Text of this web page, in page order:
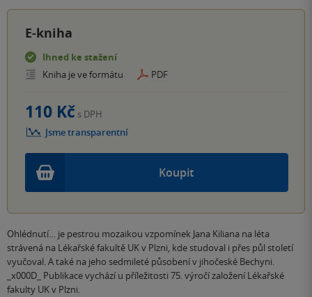
E-kniha
Ihned ke stažení
Kniha je ve formátu
PDF
Koupit
110 Kč s DPH
Jsme transparentní
Ohlédnutí… je pestrou mozaikou vzpomínek Jana Kiliana na léta
strávená na Lékařské fakultě UK v Plzni, kde studoval i přes půl století
vyučoval. A také na jeho sedmileté působení v jihočeské Bechyni.
_x000D_ Publikace vychází u příležitosti 75. výročí založení Lékařské
fakulty UK v Plzni.